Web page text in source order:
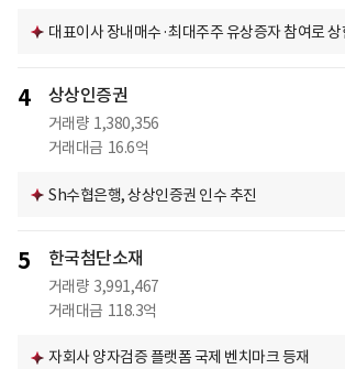
대표이사 장내매수·최대주주 유상증자 참여로 상
4 상상인증권
거래량 1,380,356
거래대금 16.6억
Sh수협은행, 상상인증권 인수 추진
5 한국첨단소재
거래량 3,991,467
거래대금 118.3억
자회사 양자검증 플랫폼 국제 벤치마크 등재